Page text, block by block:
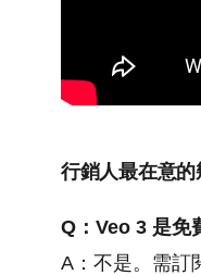
行銷人最在意的
Q：Veo 3 是免
A：不是。需訂